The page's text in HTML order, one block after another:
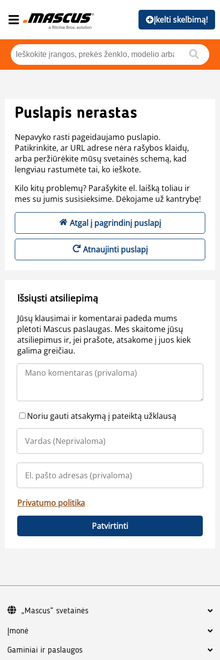
Įkelti skelbimą!
Puslapis nerastas
Nepavyko rasti pageidaujamo puslapio.
Patikrinkite, ar URL adrese nėra rašybos klaidų,
arba peržiūrėkite mūsų svetainės schemą, kad
lengviau rastumėte tai, ko ieškote.
Kilo kitų problemų? Parašykite el. laišką toliau ir
mes su jumis susisieksime. Dėkojame už kantrybę!
Atgal į pagrindinį puslapį
Atnaujinti puslapį
Išsiųsti atsiliepimą
Jūsų klausimai ir komentarai padeda mums
plėtoti Mascus paslaugas. Mes skaitome jūsų
atsiliepimus ir, jei prašote, atsakome į juos kiek
galima greičiau.
Noriu gauti atsakymą į pateiktą užklausą
Privatumo politika
Patvirtinti
Įmonė
Gaminiai ir paslaugos
„Mascus“ svetainės